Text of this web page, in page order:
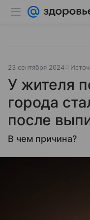
23 сентября 2024
У жителя
города
после
В чем причина?